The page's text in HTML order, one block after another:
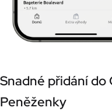
Snadné přidání do
Peněženky